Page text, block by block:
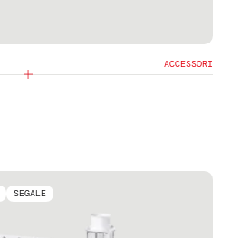
ACCESSORI
SEGALE